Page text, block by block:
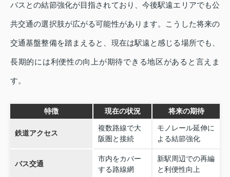
バスとの結節強化が目指されており、今後駅遠エリアでも公
共交通の選択肢が広がる可能性があります。こうした将来の
交通基盤整備を踏まえると、現在は駅遠と感じる場所でも、
長期的には利便性の向上が期待できる地区があると言えま
す。
特徴 現在の状況 将来の期待
鉄道アクセス
複数路線で大
阪圏と接続
モノレール延伸に
よる結節強化
バス交通
市内をカバー
する路線網
新駅周辺での再編
と利便性向上